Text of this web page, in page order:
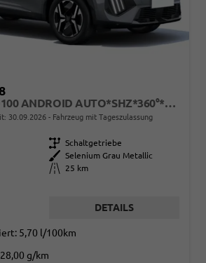
ALLURE TURBO100 ANDROID AUTO*SHZ*360°*TOTWINKEL*KLIMAAUTO
30.09.2026 Fahrzeug mit Tageszulassung
Getriebe Schaltgetriebe
Außenfarbe
Selenium Grau Metallic
Kilometerstand
25 km
DETAILS
5,70 l/100km
g/km